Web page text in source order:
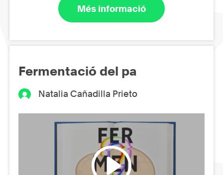
Més informació
Fermentació del pa
Natalia Cañadilla Prieto